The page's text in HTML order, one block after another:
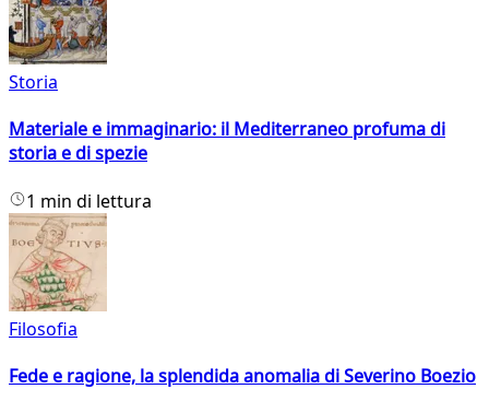
Storia
Materiale e immaginario: il Mediterraneo profuma di
storia e di spezie
1 min di lettura
Filosofia
Fede e ragione, la splendida anomalia di Severino Boezio